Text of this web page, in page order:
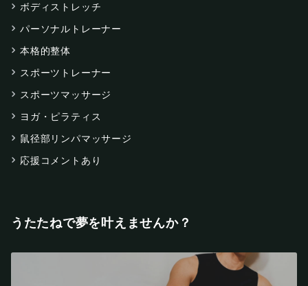
ボディストレッチ
パーソナルトレーナー
本格的整体
スポーツトレーナー
スポーツマッサージ
ヨガ・ピラティス
鼠径部リンパマッサージ
応援コメントあり
うたたねで夢を叶えませんか？